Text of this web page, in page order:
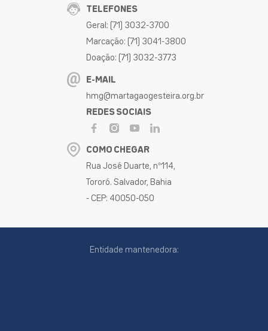
TELEFONES
Geral: (71) 3032-3700
Marcação: (71) 3041-3800
Doação: (71) 3032-3773
E-MAIL
hmg@martagaogesteira.org.br
REDES SOCIAIS
COMO CHEGAR
Rua José Duarte, nº114,
Tororó. Salvador, Bahia
- CEP: 40050-050
Entidade mantenedora: